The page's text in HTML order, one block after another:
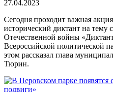
27.04.2023
Сегодня проходит важная
исторический диктант на тему
Отечественной войны
Всероссийской политической
этом рассказал глава
Тюрин.